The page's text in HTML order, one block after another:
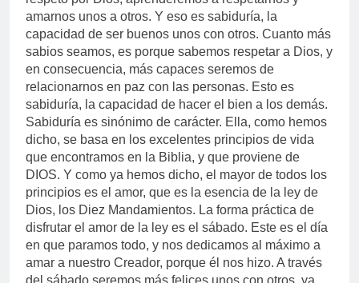
amarnos unos a otros. Y eso es sabiduría, la
capacidad de ser buenos unos con otros. Cuanto más
sabios seamos, es porque sabemos respetar a Dios, y
en consecuencia, más capaces seremos de
relacionarnos en paz con las personas. Esto es
sabiduría, la capacidad de hacer el bien a los demás.
Sabiduría es sinónimo de carácter. Ella, como hemos
dicho, se basa en los excelentes principios de vida
que encontramos en la Biblia, y que proviene de
DIOS. Y como ya hemos dicho, el mayor de todos los
principios es el amor, que es la esencia de la ley de
Dios, los Diez Mandamientos. La forma práctica de
disfrutar el amor de la ley es el sábado. Este es el día
en que paramos todo, y nos dedicamos al máximo a
amar a nuestro Creador, porque él nos hizo. A través
del sábado seremos más felices unos con otros, ya